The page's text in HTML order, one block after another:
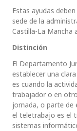
Estas ayudas
sede de la
Castilla-La Mancha
Distinción
El Departamento
establecer una
es cuando la
trabajador o en
jornada, o parte de
el teletrabajo es el
sistemas